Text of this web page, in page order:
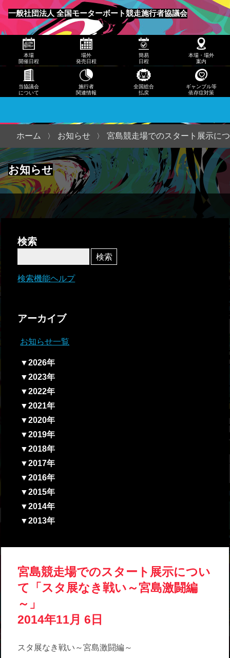
一般社団法人 全国モーターボート競走施行者協議会
メニュー
発売
日程
日程
本
場・
案内
当協
議会
につ
いて
本場
開催日程
場外
発売日程
簡易
日程
本場・場外
案内
当協議会
について
施行者
関連情報
全国総合
払戻
ギャンブル等
依存症対策
お知らせ
ホーム お知らせ 宮島競走場でのスタート展示に
検索
検索機能ヘルプ
アーカイブ
お知らせ一覧
▼2026年
▼2023年
▼2022年
▼2021年
▼2020年
▼2019年
▼2018年
▼2017年
▼2016年
▼2015年
▼2014年
▼2013年
宮島競走場でのスタート展示につい
て「スタ展なき戦い～宮島激闘編
～」
2014年11月 6日
スタ展なき戦い～宮島激闘編～